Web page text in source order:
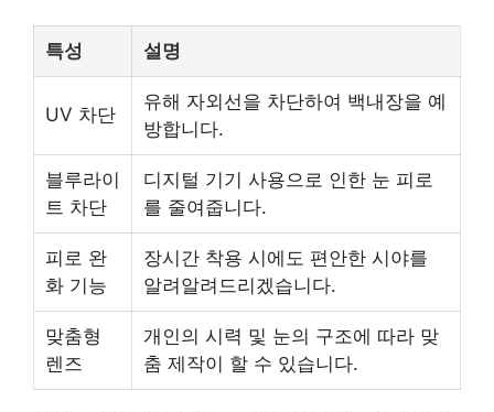
특성 설명
UV 차단
유해 자외선을 차단하여 백내장을 예
방합니다.
블루라이
트 차단
디지털 기기 사용으로 인한 눈 피로
를 줄여줍니다.
피로 완
화 기능
장시간 착용 시에도 편안한 시야를
알려알려드리겠습니다.
맞춤형
렌즈
개인의 시력 및 눈의 구조에 따라 맞
춤 제작이 할 수 있습니다.